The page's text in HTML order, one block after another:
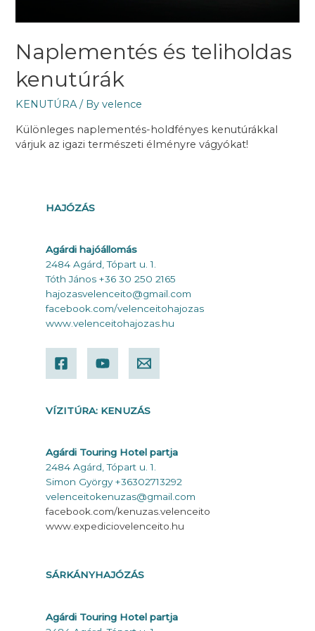
Naplementés és teliholdas
kenutúrák
KENUTÚRA/ Byvelence
Különleges naplementés-holdfényes kenutúrákkal
várjuk az igazi természeti élményre vágyókat!
HAJÓZÁS
Agárdi hajóállomás
2484 Agárd, Tópart u. 1.
Tóth János +36 30 250 2165
hajozasvelenceito@gmail.com
facebook.com/velenceitohajozas
www.velenceitohajozas.hu
VÍZITÚRA: KENUZÁS
Agárdi Touring Hotel partja
2484 Agárd, Tópart u. 1.
Simon György +36302713292
velenceitokenuzas@gmail.com
facebook.com/kenuzas.velenceito
www.expediciovelenceito.hu
SÁRKÁNYHAJÓZÁS
Agárdi Touring Hotel partja